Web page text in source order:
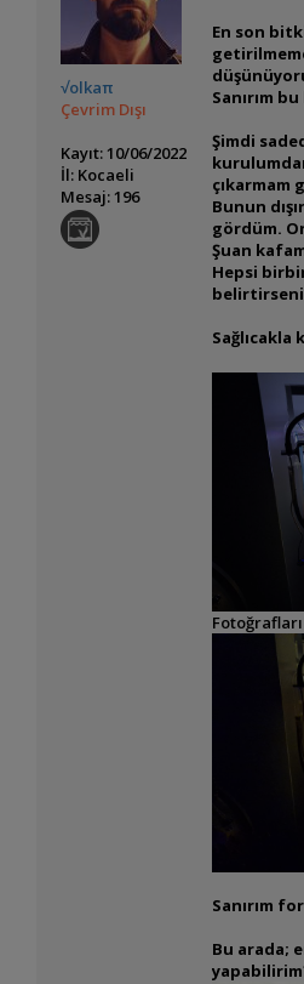
√olkaπ
Çevrim Dışı
Kayıt: 10/06/2022
İl: Kocaeli
Mesaj: 196
En son
Sanırım
Şimdi
çıkarmam
Bunun
gördüm.
Şuan
Hepsi
Sağlıcakla
Sanırım
Bu arada;